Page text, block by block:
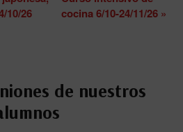
10/26
cocina 6/10-24/11/26 »
de nuestros